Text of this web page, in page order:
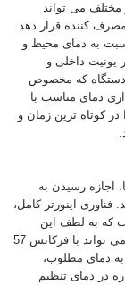
برای کاربر فراهم می نماید. وجود 7 دور مختلف می تواند
کننده قرار دهد
به دمای محیط و
یونیت داخلی و
دستگاه که مخصوص
دمای مناسب با
محیط را در کوتاه ترین زمان و
اجازه رسیدن به
اینورتر کامل،
که به لطف این
سیستم، شروع کار دستگاه تا رسیدن به دمای مطلوب می تواند با فرکانس 57
به دمای مطلوب،
در دمای تنظیم